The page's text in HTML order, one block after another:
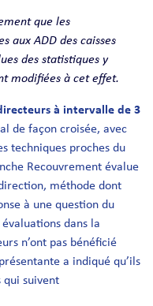
que les
aux ADD des caisses
des statistiques y
modifiées à cet effet.
à intervalle de 3
de façon croisée, avec
techniques proches du
Recouvrement évalue
méthode dont
à une question du
évaluations dans la
n’ont pas bénéficié
a indiqué qu’ils
qui suivent